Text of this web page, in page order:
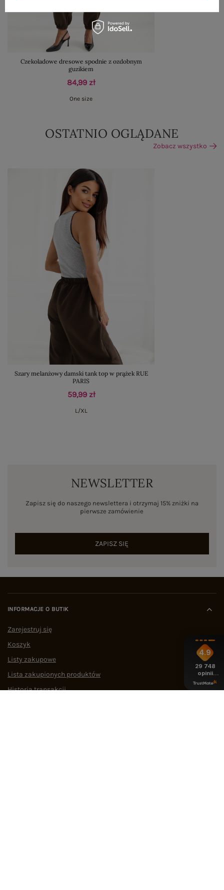
Czekoladowe dresowe spodnie z ozdobnym
guzikiem
84,99 zł
One size
OSTATNIO OGLĄDANE
Zobacz wszystko
Szary melanżowy damski tank top w prążek RUE
PARIS
59,99 zł
L/XL
NEWSLETTER
Zapisz się do naszego newslettera i otrzymaj 15% zniżki na
pierwsze zamówienie
ZAPISZ SIĘ
INFORMACJE O BUTIK
Zarejestruj się
Koszyk
Listy zakupowe
Lista zakupionych produktów
Historia transakcji
4.9
29 748
opinii
z całego